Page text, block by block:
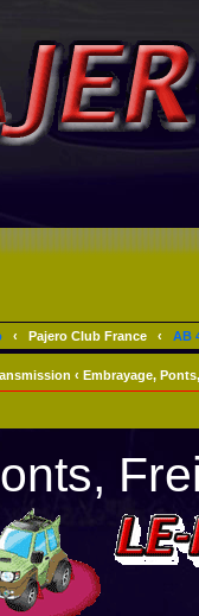
‹ Pajero Club France ‹ AB
‹ Embrayage,